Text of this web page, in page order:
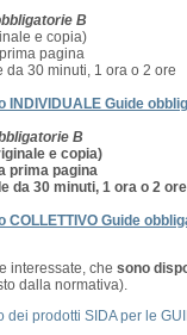
B
e copia)
pagina
30 minuti, 1 ora o 2 ore
Guide
B
e copia)
prima pagina
da 30 minuti, 1 ora o 2 ore
Guide
interessate, che sono
dalla normativa).
prodotti SIDA per le